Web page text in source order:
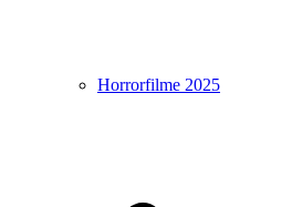
Horrorfilme 2025